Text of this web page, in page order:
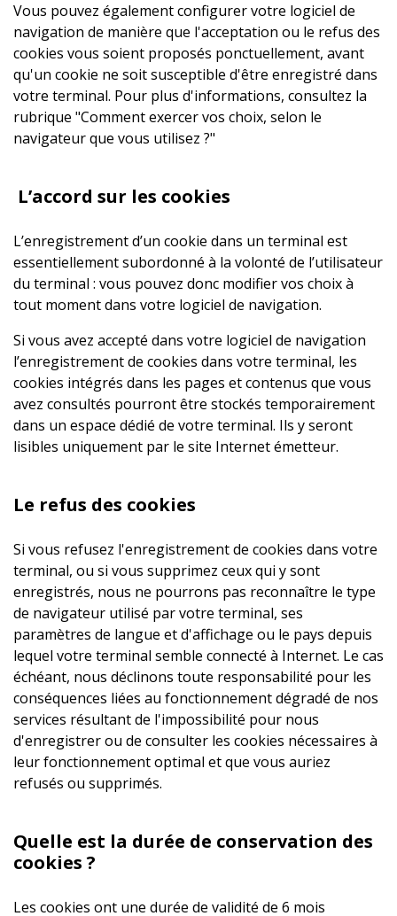
Vous pouvez également configurer votre logiciel de
navigation de manière que l'acceptation ou le refus des
cookies vous soient proposés ponctuellement, avant
qu'un cookie ne soit susceptible d'être enregistré dans
votre terminal. Pour plus d'informations, consultez la
rubrique "Comment exercer vos choix, selon le
navigateur que vous utilisez ?"
L’accord sur les cookies
L’enregistrement d’un cookie dans un terminal est
essentiellement subordonné à la volonté de l’utilisateur
du terminal : vous pouvez donc modifier vos choix à
tout moment dans votre logiciel de navigation.
Si vous avez accepté dans votre logiciel de navigation
l’enregistrement de cookies dans votre terminal, les
cookies intégrés dans les pages et contenus que vous
avez consultés pourront être stockés temporairement
dans un espace dédié de votre terminal. Ils y seront
lisibles uniquement par le site Internet émetteur.
Le refus des cookies
Si vous refusez l'enregistrement de cookies dans votre
terminal, ou si vous supprimez ceux qui y sont
enregistrés, nous ne pourrons pas reconnaître le type
de navigateur utilisé par votre terminal, ses
paramètres de langue et d'affichage ou le pays depuis
lequel votre terminal semble connecté à Internet. Le cas
échéant, nous déclinons toute responsabilité pour les
conséquences liées au fonctionnement dégradé de nos
services résultant de l'impossibilité pour nous
d'enregistrer ou de consulter les cookies nécessaires à
leur fonctionnement optimal et que vous auriez
refusés ou supprimés.
Quelle est la durée de conservation des
cookies ?
Les cookies ont une durée de validité de 6 mois